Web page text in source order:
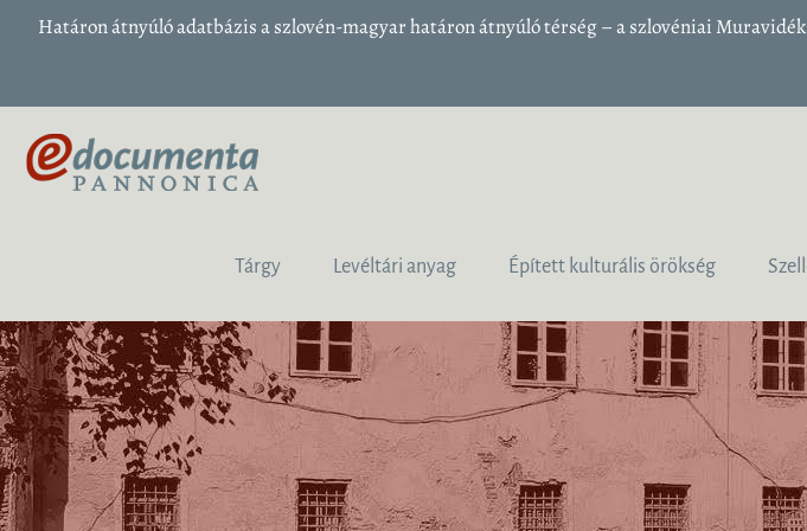
Határon átnyúló adatbázis a szlovén-magyar határon átnyúló térség – a szlovéniai
Tárgy Levéltári anyag Épített kulturális örökség